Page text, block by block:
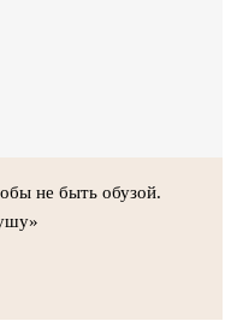
не быть обузой.